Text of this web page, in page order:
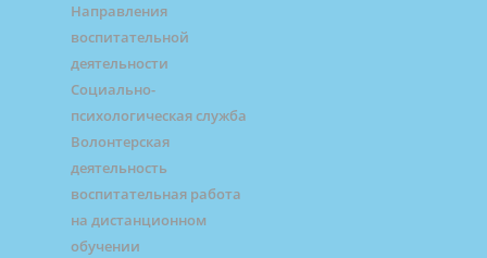
Направления
воспитательной
деятельности
Социально-
психологическая служба
Волонтерская
деятельность
воспитательная работа
на дистанционном
обучении